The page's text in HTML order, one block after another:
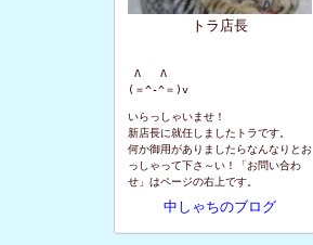
トラ店長
Λ   Λ
(＝^-^＝)v
いらっしゃいませ！
新店長に就任しましたトラです。
何か御用がありましたらなんなりとお
っしゃって下さ～い！「お問い合わ
せ」はページの右上です。
中しゃちのブログ